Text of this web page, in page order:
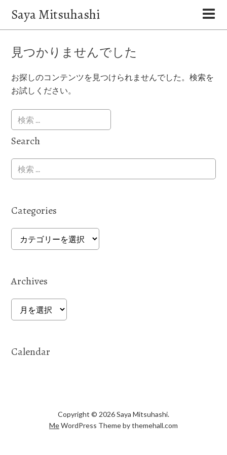
Saya Mitsuhashi
見つかりませんでした
お探しのコンテンツを見つけられませんでした。検索を
お試しください。
Search
Categories
Categories
Archives
Archives
Calendar
Copyright © 2026 Saya Mitsuhashi.
MeWordPress Theme by themehall.com